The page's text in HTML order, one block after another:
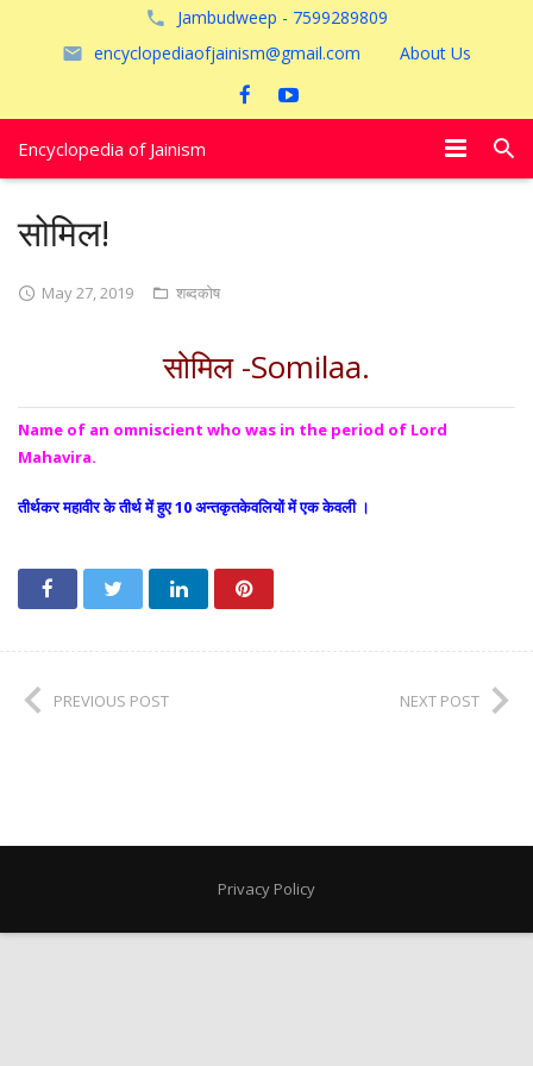
Jambudweep - 7599289809
encyclopediaofjainism@gmail.com
About Us
Encyclopedia of Jainism
सोमिल!
May 27, 2019 शब्दकोष
सोमिल -Somilaa.
Name of an omniscient who was in the period of Lord
Mahavira.
तीर्थकर महावीर के तीर्थ में हुए 10 अन्तकृतकेवलियों में एक केवली ।
PREVIOUS POST NEXT POST
Privacy Policy